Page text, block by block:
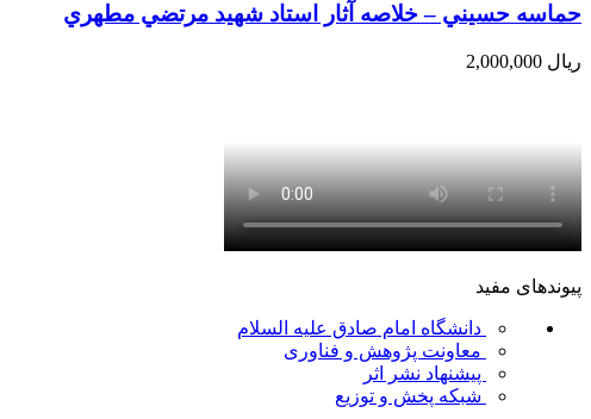
حماسه حسيني – خلاصه آثار استاد شهيد مرتضي مطهري
ریال
پیوندهای مفید
دانشگاه امام صادق علیه السلام
معاونت پژوهش و فناوری
پیشنهاد نشر اثر
شبکه پخش و توزیع